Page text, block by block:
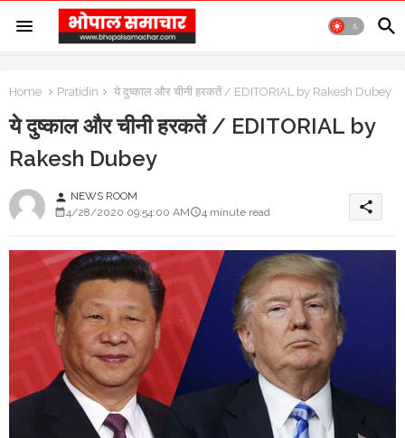
Home Pratidin ये दुष्काल और चीनी हरकतें / EDITORIAL by Rakesh Dubey
ये दुष्काल और चीनी हरकतें / EDITORIAL by
Rakesh Dubey
person NEWS ROOM
4/28/2020 09:54:00 AM
4 minute read share